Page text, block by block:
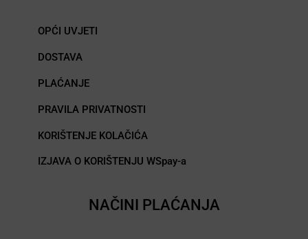
OPĆI UVJETI
DOSTAVA
PLAĆANJE
PRAVILA PRIVATNOSTI
KORIŠTENJE KOLAČIĆA
IZJAVA O KORIŠTENJU WSpay-a
NAČINI PLAĆANJA